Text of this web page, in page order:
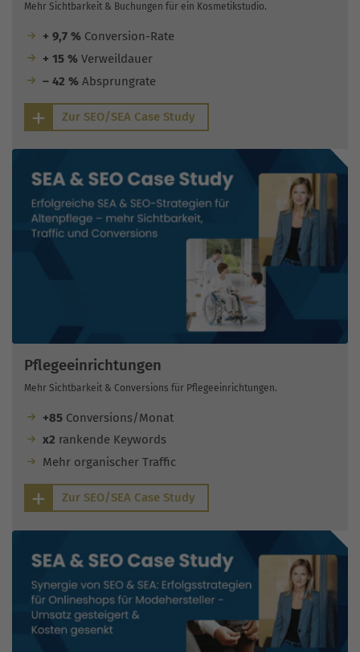
Mehr Sichtbarkeit & Buchungen für ein Kosmetikstudio.
+ 9,7 % Conversion-Rate
+ 15 % Verweildauer
– 42 % Absprungrate
Zur SEO/SEA Case Study
Pflegeeinrichtungen
Mehr Sichtbarkeit & Conversions für Pflegeeinrichtungen.
+85Conversions/Monat
x2 rankende Keywords
Mehr organischer Traffic
Zur SEO/SEA Case Study